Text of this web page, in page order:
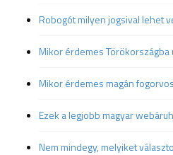
Robogót milyen jogsival lehet
Mikor érdemes Törökországba
Mikor érdemes magán
Ezek a legjobb magyar
Nem mindegy, melyiket